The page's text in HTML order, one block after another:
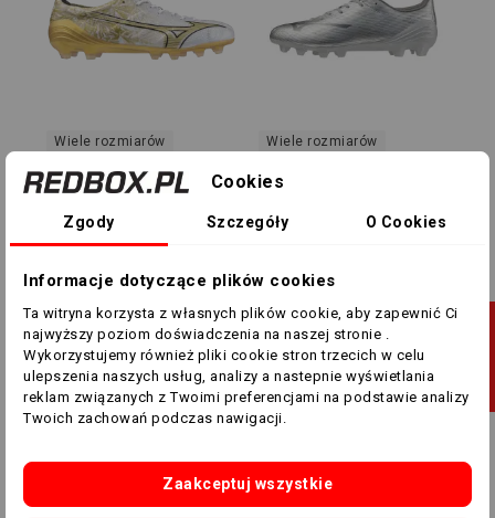
Wiele rozmiarów
Korki Mizuno Alpha
Japan P1GA246050
1 485,00 zł 1 199,00 zł
Wiele rozmiarów
419,00 zł 319,00 zł
1
ALPHA
Cookies
Zgody Szczegóły O Cookies
Informacje dotyczące plików cookies
Ta witryna korzysta z własnych plików cookie, aby zapewnić Ci
najwyższy poziom doświadczenia na naszej stronie .
Wykorzystujemy również pliki cookie stron trzecich w celu
ulepszenia naszych usług, analizy a nastepnie wyświetlania
reklam związanych z Twoimi preferencjami na podstawie analizy
Twoich zachowań podczas nawigacji.
Zaakceptuj wszystkie